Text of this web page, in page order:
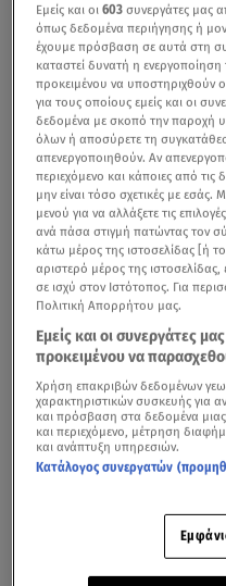
Εμείς και οι603 συνεργάτες μας
όπως δεδομένα περιήγησης ή
έχουμε πρόσβαση σε αυτά στη
καταστεί δυνατή η
προκειμένου να υποστηριχθούν
για τους οποίους εμείς και οι
δεδομένα με σκοπό την παροχή
όλων ή αποσύρετε τη
απενεργοποιηθούν. Αν
περιεχόμενο και κάποιες από τις
μην είναι τόσο σχετικές με εσάς.
μενού για να αλλάξετε τις
ανά πάσα στιγμή πατώντας τον
κάτω μέρος της ιστοσελίδας [ή
αριστερό μέρος της
σε ισχύ στον Ιστότοπος. Για
Πολιτική Απορρήτου μας.
Εμείς και οι συνεργάτες
προκειμένου να
Χρήση επακριβών δεδομένων
χαρακτηριστικών συσκευής για
και πρόσβαση στα δεδομένα
και περιεχόμενο, μέτρηση
και ανάπτυξη υπηρεσιών.
Κατάλογος συνεργατών